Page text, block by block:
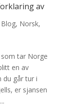
av
Blog, Norsk,
tar Norge
en av
du går tur i
er sjansen